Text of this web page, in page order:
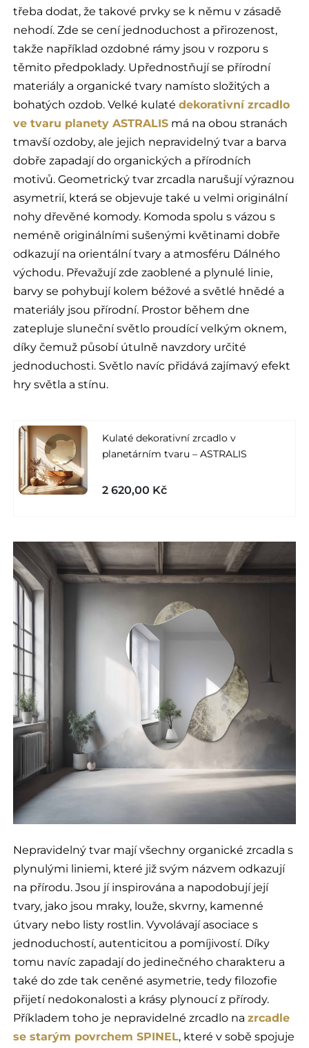
třeba dodat, že takové prvky se k němu v zásadě
nehodí. Zde se cení jednoduchost a přirozenost,
takže například ozdobné rámy jsou v rozporu s
těmito předpoklady. Upřednostňují se přírodní
materiály a organické tvary namísto složitých a
bohatých ozdob. Velké kulatédekorativní zrcadlo
ve tvaru planety ASTRALIS má na obou stranách
tmavší ozdoby, ale jejich nepravidelný tvar a barva
dobře zapadají do organických a přírodních
motivů. Geometrický tvar zrcadla narušují výraznou
asymetrií, která se objevuje také u velmi originální
nohy dřevěné komody. Komoda spolu s vázou s
neméně originálními sušenými květinami dobře
odkazují na orientální tvary a atmosféru Dálného
východu. Převažují zde zaoblené a plynulé linie,
barvy se pohybují kolem béžové a světlé hnědé a
materiály jsou přírodní. Prostor během dne
zatepluje sluneční světlo proudící velkým oknem,
díky čemuž působí útulně navzdory určité
jednoduchosti. Světlo navíc přidává zajímavý efekt
hry světla a stínu.
Kulaté dekorativní zrcadlo v
planetárním tvaru – ASTRALIS
2 620,00 Kč
Nepravidelný tvar mají všechny organické zrcadla s
plynulými liniemi, které již svým názvem odkazují
na přírodu. Jsou jí inspirována a napodobují její
tvary, jako jsou mraky, louže, skvrny, kamenné
útvary nebo listy rostlin. Vyvolávají asociace s
jednoduchostí, autenticitou a pomíjivostí. Díky
tomu navíc zapadají do jedinečného charakteru a
také do zde tak ceněné asymetrie, tedy filozofie
přijetí nedokonalosti a krásy plynoucí z přírody.
Příkladem toho je nepravidelné zrcadlo nazrcadle
se starým povrchem SPINEL, které v sobě spojuje